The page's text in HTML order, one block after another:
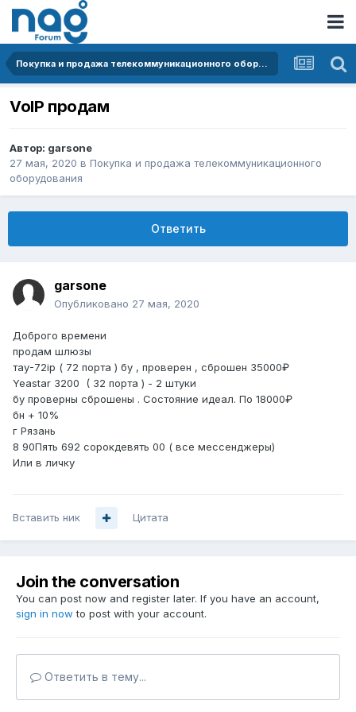
Покупка и продажа телекоммуникационного оборудования
VoIP продам
Автор: garsone
27 мая, 2020 в Покупка и продажа телекоммуникационного
оборудования
Ответить
garsone
Опубликовано 27 мая, 2020
Доброго времени
продам шлюзы
тау-72ip ( 72 порта ) бу , проверен , сброшен 35000₽
Yeastar 3200 ( 32 порта ) - 2 штуки
бу проверны сброшены . Состояние идеал. По 18000₽
бн + 10%
г Рязань
8 90Пять 692 сорокдевять 00 ( все мессенджеры)
Или в личку
Вставить ник Цитата
Join the conversation
You can post now and register later. If you have an account,
sign in now to post with your account.
Ответить в тему...